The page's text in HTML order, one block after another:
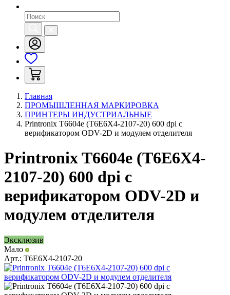
Главная
ПРОМЫШЛЕННАЯ МАРКИРОВКА
ПРИНТЕРЫ ИНДУСТРИАЛЬНЫЕ
Printronix T6604e (T6E6X4-2107-20) 600 dpi с
верификатором ODV-2D и модулем отделителя
Printronix T6604e (T6E6X4-
2107-20) 600 dpi с
верификатором ODV-2D и
модулем отделителя
Эксклюзив
Мало
Арт.: T6E6X4-2107-20